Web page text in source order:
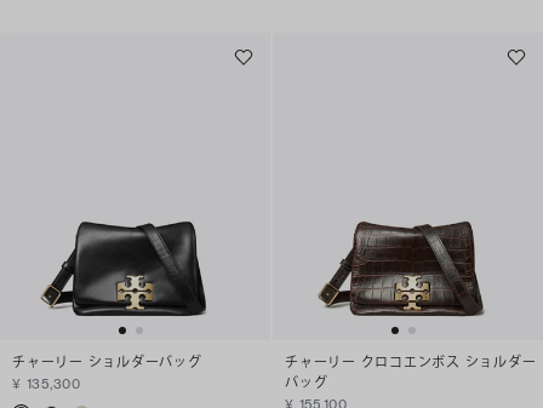
チャーリー ショルダーバッグ
¥ 135,300
チャーリー クロコエンボス ショルダー
バッグ
¥ 155,100